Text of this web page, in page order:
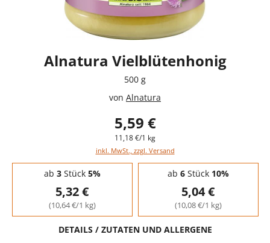
Alnatura Vielblütenhonig
500 g
von Alnatura
5,59 €
11,18 €/1 kg
inkl. MwSt., zzgl. Versand
Staffelpreise - Mengenrabatt
ab 3Stück 5%
5,32 €
(10,64 €/1 kg)
ab 6Stück 10%
5,04 €
(10,08 €/1 kg)
DETAILS / ZUTATEN UND ALLERGENE